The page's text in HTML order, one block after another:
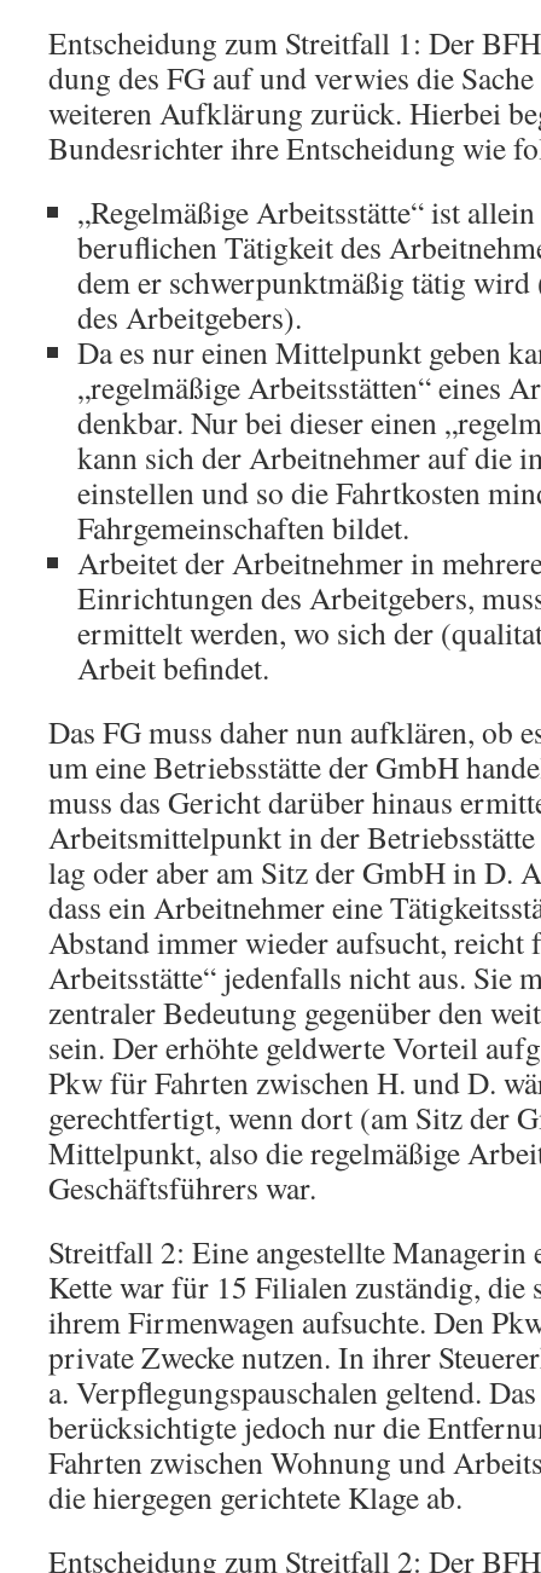
Entscheidung zum Streitfall 1: Der
dung des FG auf und verwies die
weiteren Aufklärung zurück. Hierbei
Bundesrichter ihre Entscheidung wie
„Regelmäßige Arbeitsstätte“ ist
beruflichen Tätigkeit des
dem er schwerpunktmäßig tätig
des Arbeitgebers).
Da es nur einen Mittelpunkt geben
„regelmäßige Arbeitsstätten“ eines
denkbar. Nur bei dieser einen
kann sich der Arbeitnehmer auf die
einstellen und so die Fahrtkosten
Fahrgemeinschaften bildet.
Arbeitet der Arbeitnehmer in
Einrichtungen des Arbeitgebers,
ermittelt werden, wo sich der
Arbeit befindet.
Das FG muss daher nun aufklären, ob
um eine Betriebsstätte der GmbH
muss das Gericht darüber hinaus
Arbeitsmittelpunkt in der
lag oder aber am Sitz der GmbH in D.
dass ein Arbeitnehmer eine
Abstand immer wieder aufsucht, reicht
Arbeitsstätte“ jedenfalls nicht aus. Sie
zentraler Bedeutung gegenüber den
sein. Der erhöhte geldwerte Vorteil
Pkw für Fahrten zwischen H. und D.
gerechtfertigt, wenn dort (am Sitz der
Mittelpunkt, also die regelmäßige
Geschäftsführers war.
Streitfall 2: Eine angestellte Managerin
Kette war für 15 Filialen zuständig, die
ihrem Firmenwagen aufsuchte. Den
private Zwecke nutzen. In ihrer
a. Verpflegungspauschalen geltend.
berücksichtigte jedoch nur die
Fahrten zwischen Wohnung und
die hiergegen gerichtete Klage ab.
Entscheidung zum Streitfall 2: Der